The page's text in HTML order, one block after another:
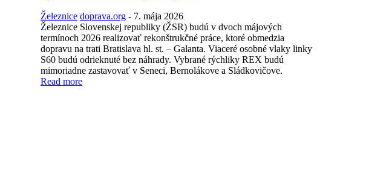
Železnice doprava.org - 7. mája 2026
Železnice Slovenskej republiky (ŽSR) budú v dvoch májových
termínoch 2026 realizovať rekonštrukčné práce, ktoré obmedzia
dopravu na trati Bratislava hl. st. – Galanta. Viaceré osobné vlaky linky
S60 budú odrieknuté bez náhrady. Vybrané rýchliky REX budú
mimoriadne zastavovať v Seneci, Bernolákove a Sládkovičove.
Read more